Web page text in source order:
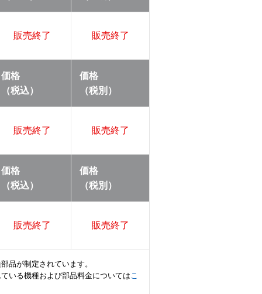
販売終了 販売終了
価格
（税込）
価格
（税別）
販売終了 販売終了
価格
（税込）
価格
（税別）
販売終了 販売終了
品が制定されています。
いる機種および部品料金についてはこ